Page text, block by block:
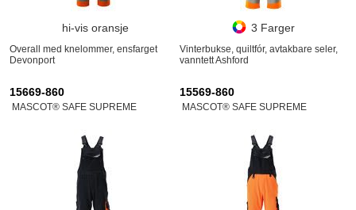
hi-vis oransje
Overall med knelommer, ensfarget
Devonport
3 Farger
Vinterbukse, quiltfór, avtakbare seler,
vanntett Ashford
15669-860
MASCOT® SAFE SUPREME
15569-860
MASCOT® SAFE SUPREME